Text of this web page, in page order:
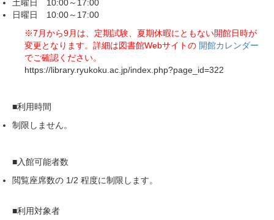
土曜日 10:00～17:00
日曜日 10:00～17:00
※7月から9月は、定期試験、夏期休暇にともない開館日時が
変更となります。詳細は図書館Webサイトの 開館カレンダー
でご確認ください。
https://library.ryukoku.ac.jp/index.php?page_id=322
■利用時間
制限しません。
■入館可能者数
閲覧座席数の 1/2 程度に制限します。
■利用対象者